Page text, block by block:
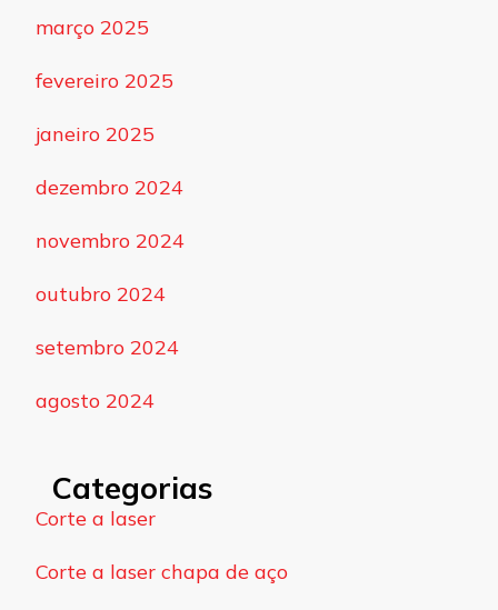
março 2025
fevereiro 2025
janeiro 2025
dezembro 2024
novembro 2024
outubro 2024
setembro 2024
agosto 2024
Categorias
Corte a laser
Corte a laser chapa de aço